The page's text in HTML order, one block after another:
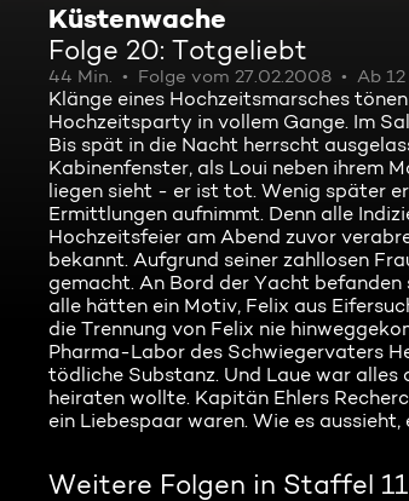
Küstenwache
Folge 20: Totgeliebt
44 Min. Folge vom 27.02.2008 Ab 12
Klänge eines Hochzeitsmarsches
Hochzeitsparty in vollem Gange. Im
Bis spät in die Nacht herrscht
Kabinenfenster, als Loui neben ihrem
liegen sieht - er ist tot. Wenig später
Ermittlungen aufnimmt. Denn alle
Hochzeitsfeier am Abend zuvor
bekannt. Aufgrund seiner zahllosen
gemacht. An Bord der Yacht befanden
alle hätten ein Motiv, Felix aus
die Trennung von Felix nie
Pharma-Labor des Schwiegervaters
tödliche Substanz. Und Laue war alles
heiraten wollte. Kapitän Ehlers
ein Liebespaar waren. Wie es
Weitere Folgen in Staffel 11